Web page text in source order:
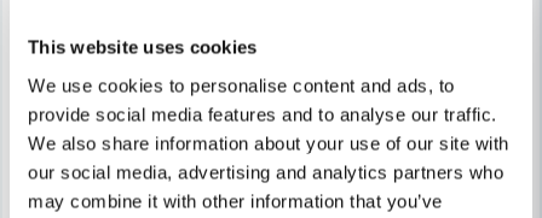
This website uses cookies
We use cookies to personalise content and ads, to
provide social media features and to analyse our traffic.
We also share information about your use of our site with
our social media, advertising and analytics partners who
may combine it with other information that you’ve
Skicka fråga